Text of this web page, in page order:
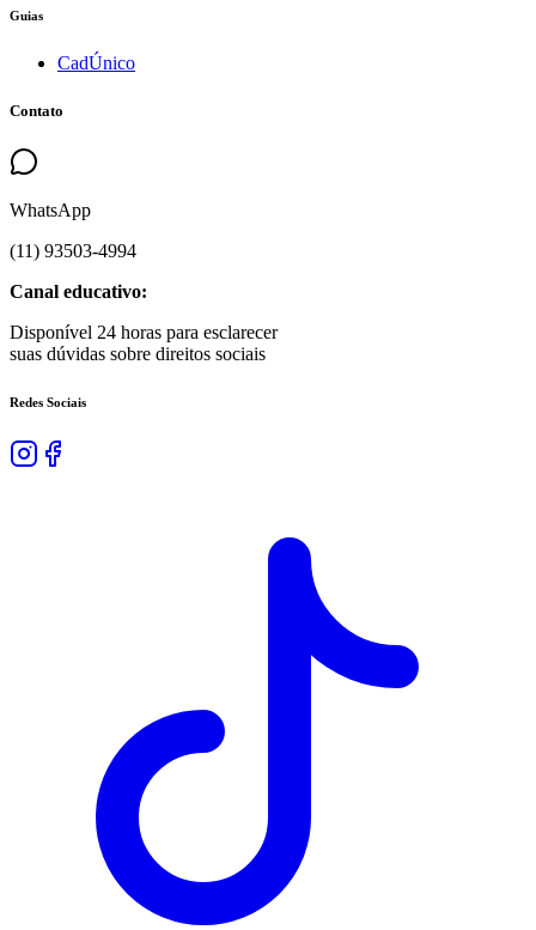
Guias
CadÚnico
Contato
WhatsApp
(11) 93503-4994
Canal educativo:
Disponível 24 horas para esclarecer
suas dúvidas sobre direitos sociais
Redes Sociais